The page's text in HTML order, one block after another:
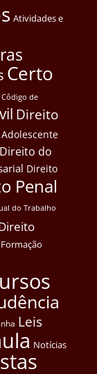
Atividades e
Certo
Côdigo de
Direito
Direito do
Direito
Penal
do Trabalho
Leis
Notícias